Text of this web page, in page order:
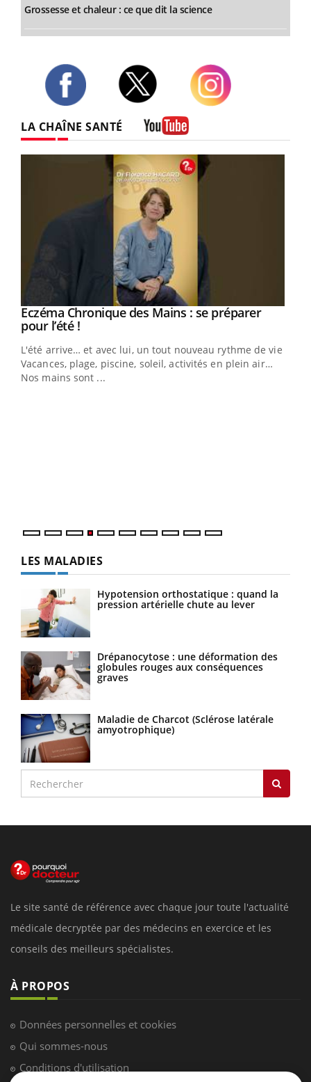
Grossesse et chaleur : ce que dit la science
LA CHAÎNE SANTÉ
Youtube
Eczéma Chronique des Mains : se préparer
pour l’été !Youtube
L'été arrive… et avec lui, un tout nouveau rythme de vie !
Vacances, plage, piscine, soleil, activités en plein air…
Nos mains sont ...
LES MALADIES
Hypotension orthostatique : quand la
pression artérielle chute au lever
Drépanocytose : une déformation des
globules rouges aux conséquences
graves
Maladie de Charcot (Sclérose latérale
amyotrophique)
Le site santé de référence avec chaque jour toute l'actualité
médicale decryptée par des médecins en exercice et les
conseils des meilleurs spécialistes.
À PROPOS
Données personnelles et cookies
Qui sommes-nous
Conditions d'utilisation